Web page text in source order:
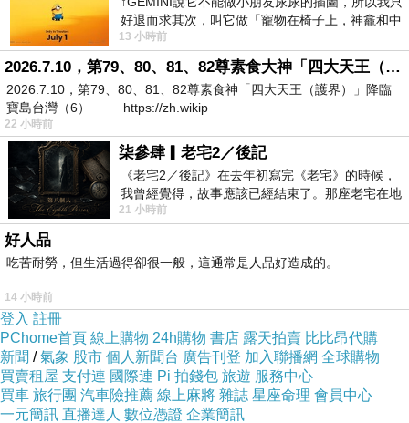
回家直接插牆就能充電，外出時手機一吸就能
不用再翻包包找線材，整個使用流程變得超直
覺，
更方便的是，它
內建雙向快充編織線
以幫手機充電，
也能快速回補行動電源本身的電力 ，對常常在
外跑的人來說真的很加分。
再加上它還做到
35W快充輸出，
小小一顆卻有完整的快充能力，不管日常通
勤、出遊旅行，甚至長時間外出工作都非常夠
用。
請點我繼續閱讀喲！
團購優惠
好退而求其次，叫它做「寵物在椅子上，神龕和中
年人臉孔」的畫了。 六月底
13 小時前
2026.7.10，第79、80、81、82尊素食大神「四大天王（護界）」降臨寶島台灣（6）
2026.7.10，第79、80、81、82尊素食神「四大天王（護界）」降臨
寶島台灣（6） https://zh.wikip
22 小時前
柒參肆▎老宅2／後記
《老宅2／後記》在去年初寫完《老宅》的時候，
我曾經覺得，故事應該已經結束了。那座老宅在地
震中倒塌，七個人終於離開那片黑暗，
21 小時前
好人品
吃苦耐勞，但生活過得卻很一般，這通常是人品好造成的。
14 小時前
登入 註冊
PChome首頁 線上購物 24h購物 書店 露天拍賣 比比昂代購
新聞 /氣象 股市 個人新聞台 廣告刊登 加入聯播網 全球購物
買賣租屋 支付連 國際連 Pi 拍錢包 旅遊 服務中心
買車 旅行團 汽車險推薦 線上麻將 雜誌 星座命理 會員中心
一元簡訊 直播達人 數位憑證 企業簡訊